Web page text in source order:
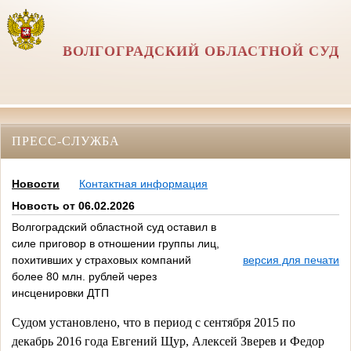
ВОЛГОГРАДСКИЙ ОБЛАСТНОЙ СУД
ПРЕСС-СЛУЖБА
Новости
Контактная информация
Новость от 06.02.2026
Волгоградский областной суд оставил в
силе приговор в отношении группы лиц,
похитивших у страховых компаний
более 80 млн. рублей через
инсценировки ДТП
версия для печати
Судом установлено, что в период с сентября 2015 по
декабрь 2016 года Евгений Щур, Алексей Зверев и Федор